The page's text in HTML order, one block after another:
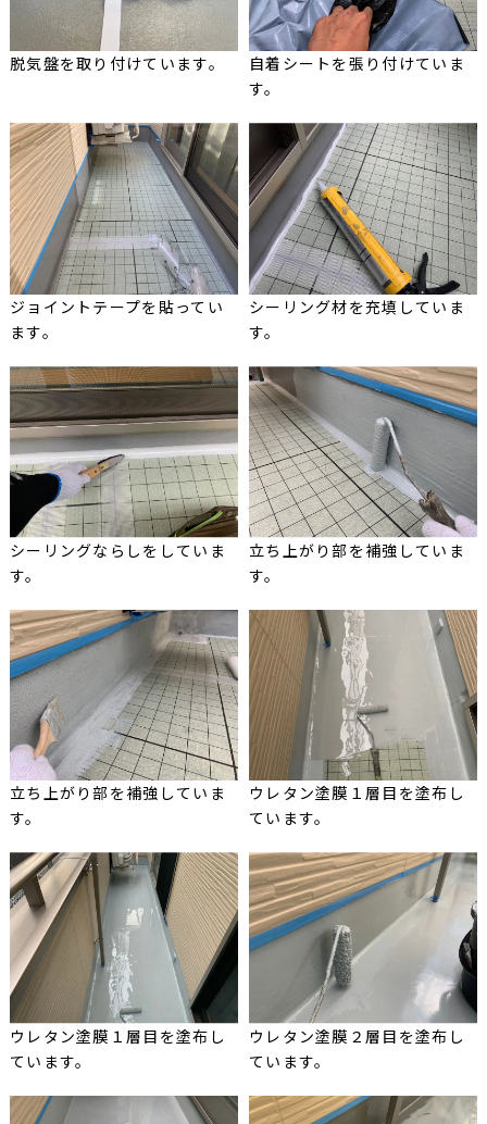
脱気盤を取り付けています。
自着シートを張り付けていま
す。
ジョイントテープを貼ってい
ます。
シーリング材を充填していま
す。
シーリングならしをしていま
す。
立ち上がり部を補強していま
す。
立ち上がり部を補強していま
す。
ウレタン塗膜１層目を塗布し
ています。
ウレタン塗膜１層目を塗布し
ています。
ウレタン塗膜２層目を塗布し
ています。